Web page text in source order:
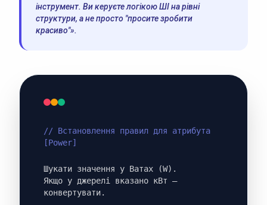
інструмент. Ви керуєте логікою ШІ на рівні
структури, а не просто "просите зробити
красиво"».
// Встановлення правил для атрибута
[Power]
Шукати значення у Ватах (W).
Якщо у джерелі вказано кВт —
конвертувати.